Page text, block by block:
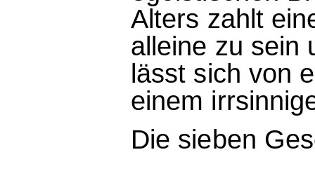
Alters zahlt
alleine zu sein
lässt sich von
einem
Die sieben